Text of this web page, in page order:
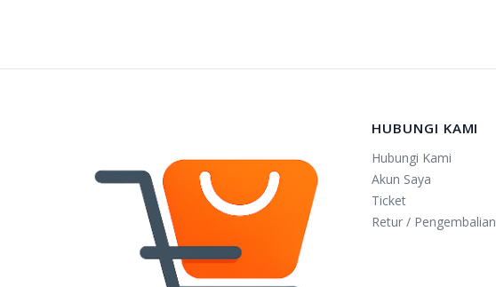
HUBUNGI KAMI
Hubungi Kami
Akun Saya
Ticket
Retur / Pengembalian